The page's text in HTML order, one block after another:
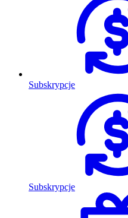
Subskrypcje
Subskrypcje